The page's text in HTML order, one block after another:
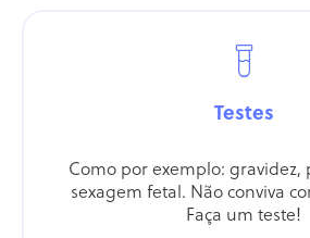
Testes
Como por exemplo:
sexagem fetal. Não conviva
Faça um teste!